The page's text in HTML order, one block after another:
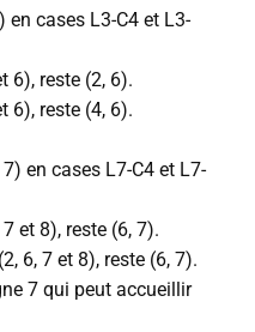
cases L3-C4 et L3-
6), reste (2, 6).
6), reste (4, 6).
en cases L7-C4 et L7-
et 8), reste (6, 7).
6, 7 et 8), reste (6, 7).
7 qui peut accueillir